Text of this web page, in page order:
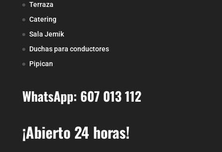
Terraza
Catering
Sala Jemik
Duchas para conductores
Pipican
WhatsApp: 607 013 112
¡Abierto 24 horas!